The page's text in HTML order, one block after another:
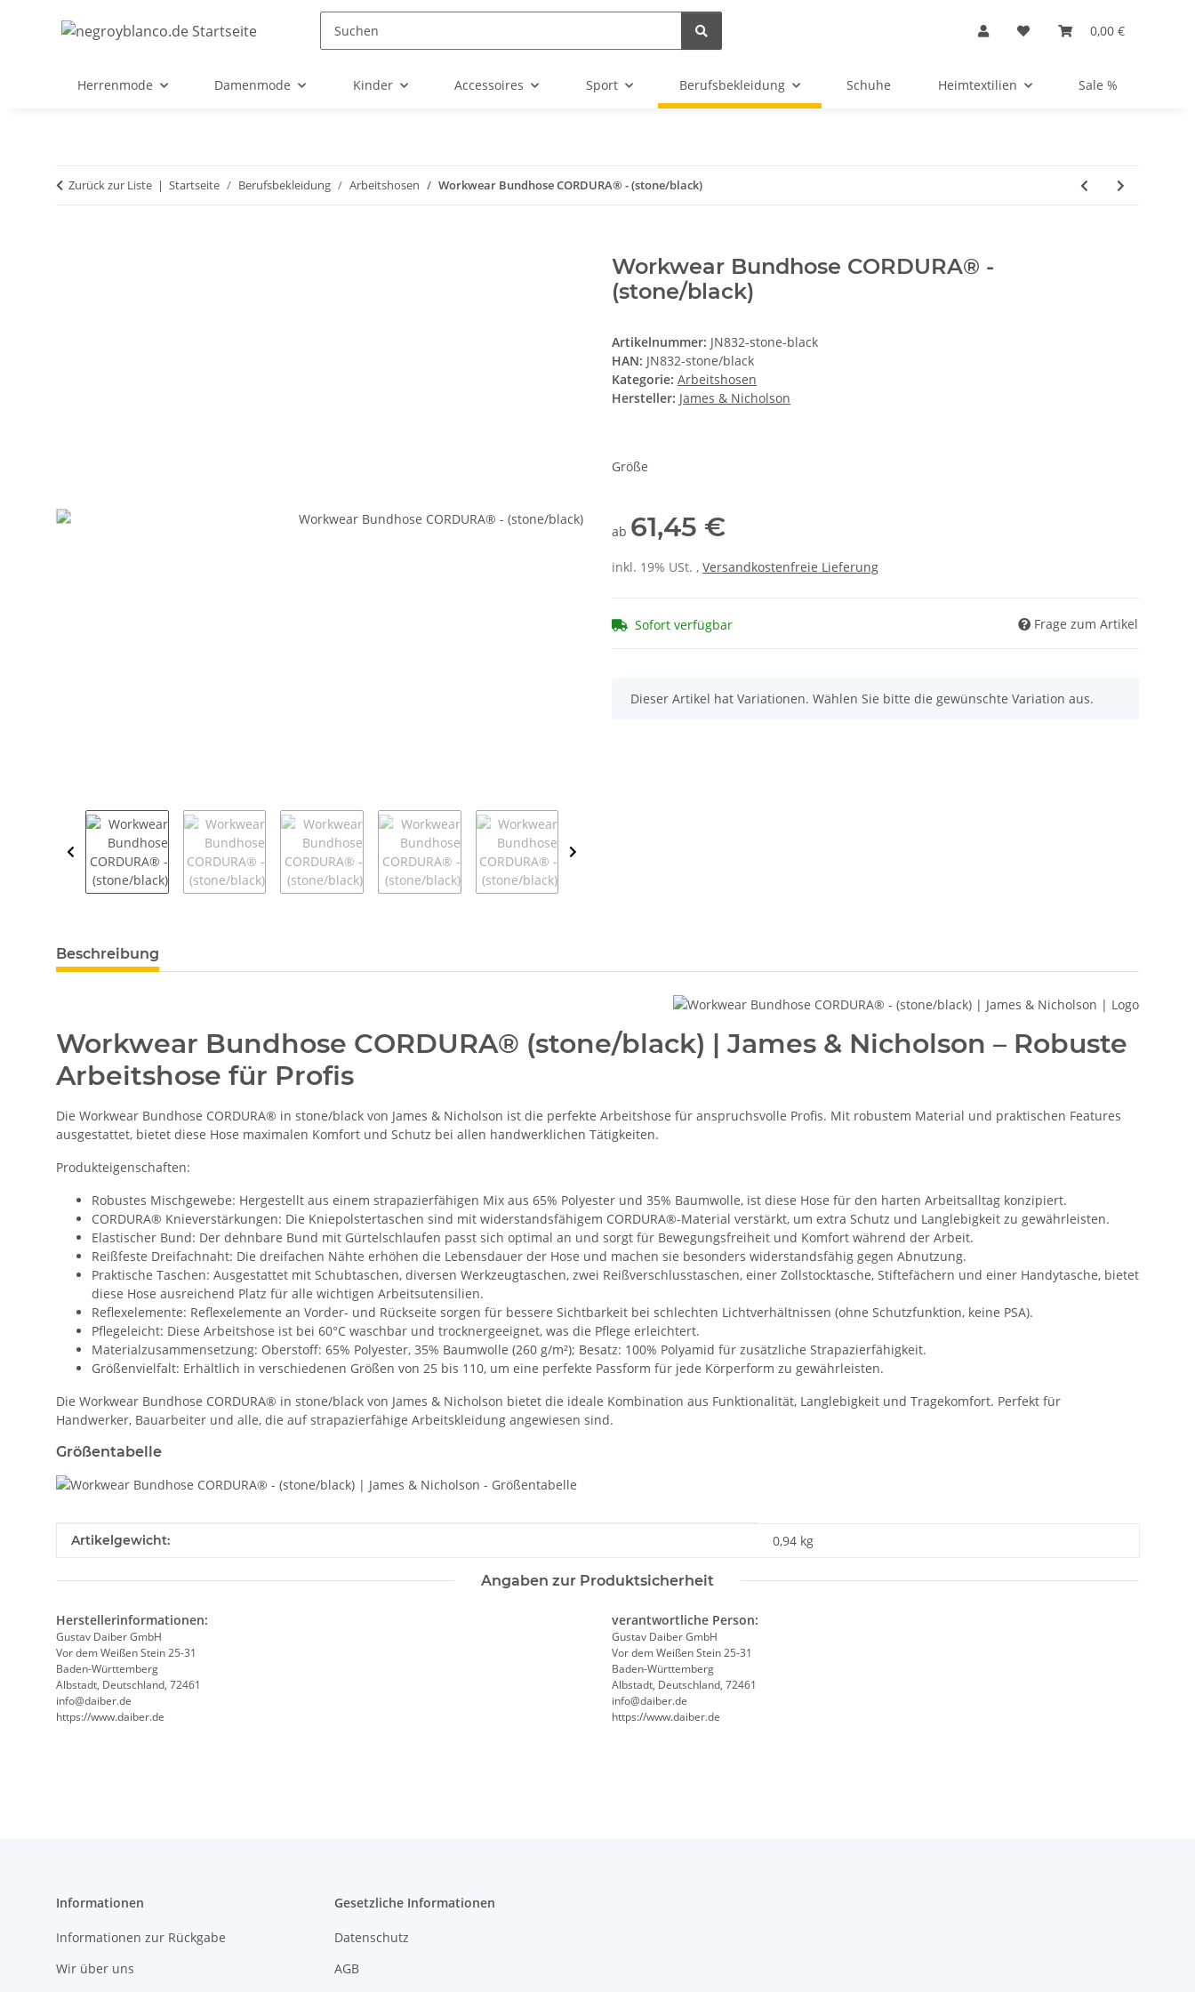
0,00 €
Herrenmode Damenmode Kinder Accessoires Sport Berufsbekleidung Schuhe Heimtextilien Sale %
Zurück zur Liste Startseite Berufsbekleidung Arbeitshosen Workwear Bundhose CORDURA® - (stone/black)
Workwear Bundhose CORDURA® -
(stone/black)
Artikelnummer: JN832-stone-black
HAN: JN832-stone/black
Kategorie: Arbeitshosen
Hersteller: James & Nicholson
Größe
ab 61,45 €
inkl. 19% USt. , Versandkostenfreie Lieferung
Sofort verfügbar Frage zum Artikel
x
Dieser Artikel hat Variationen. Wählen Sie bitte die gewünschte Variation aus.
weitere Registerkarten anzeigen
Beschreibung
Workwear Bundhose CORDURA® (stone/black) | James & Nicholson – Robuste
Arbeitshose für Profis
Die Workwear Bundhose CORDURA® in stone/black von James & Nicholson ist die perfekte Arbeitshose für anspruchsvolle Profis. Mit robustem Material und praktischen Features
ausgestattet, bietet diese Hose maximalen Komfort und Schutz bei allen handwerklichen Tätigkeiten.
Produkteigenschaften:
Robustes Mischgewebe: Hergestellt aus einem strapazierfähigen Mix aus 65% Polyester und 35% Baumwolle, ist diese Hose für den harten Arbeitsalltag konzipiert.
CORDURA® Knieverstärkungen: Die Kniepolstertaschen sind mit widerstandsfähigem CORDURA®-Material verstärkt, um extra Schutz und Langlebigkeit zu gewährleisten.
Elastischer Bund: Der dehnbare Bund mit Gürtelschlaufen passt sich optimal an und sorgt für Bewegungsfreiheit und Komfort während der Arbeit.
Reißfeste Dreifachnaht: Die dreifachen Nähte erhöhen die Lebensdauer der Hose und machen sie besonders widerstandsfähig gegen Abnutzung.
Praktische Taschen: Ausgestattet mit Schubtaschen, diversen Werkzeugtaschen, zwei Reißverschlusstaschen, einer Zollstocktasche, Stiftefächern und einer Handytasche, bietet
diese Hose ausreichend Platz für alle wichtigen Arbeitsutensilien.
Reflexelemente: Reflexelemente an Vorder- und Rückseite sorgen für bessere Sichtbarkeit bei schlechten Lichtverhältnissen (ohne Schutzfunktion, keine PSA).
Pflegeleicht: Diese Arbeitshose ist bei 60°C waschbar und trocknergeeignet, was die Pflege erleichtert.
Materialzusammensetzung: Oberstoff: 65% Polyester, 35% Baumwolle (260 g/m²); Besatz: 100% Polyamid für zusätzliche Strapazierfähigkeit.
Größenvielfalt: Erhältlich in verschiedenen Größen von 25 bis 110, um eine perfekte Passform für jede Körperform zu gewährleisten.
Die Workwear Bundhose CORDURA® in stone/black von James & Nicholson bietet die ideale Kombination aus Funktionalität, Langlebigkeit und Tragekomfort. Perfekt für
Handwerker, Bauarbeiter und alle, die auf strapazierfähige Arbeitskleidung angewiesen sind.
Größentabelle
Produkteigenschaft
Wert
Artikelgewicht: 0,94 kg
Angaben zur Produktsicherheit
Herstellerinformationen:
Gustav Daiber GmbH
Vor dem Weißen Stein 25-31
Baden-Württemberg
Albstadt, Deutschland, 72461
info@daiber.de
https://www.daiber.de
verantwortliche Person:
Gustav Daiber GmbH
Vor dem Weißen Stein 25-31
Baden-Württemberg
Albstadt, Deutschland, 72461
info@daiber.de
https://www.daiber.de
Informationen
Informationen zur Rückgabe
Wir über uns
Gesetzliche Informationen
Datenschutz
AGB